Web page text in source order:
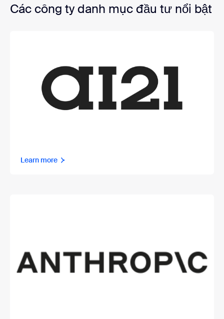
Các công ty danh mục đầu tư nổi bật
Learn more